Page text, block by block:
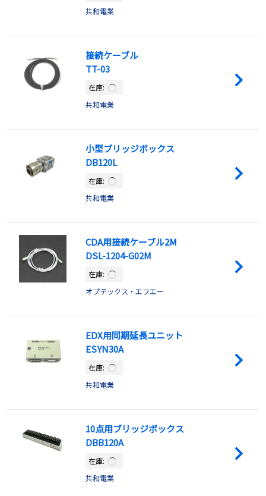
共和電業
接続ケーブル
TT-03
在庫:
共和電業
小型ブリッジボックス
DB120L
在庫:
共和電業
CDA用接続ケーブル2M
DSL-1204-G02M
在庫:
オプテックス・エフエー
EDX用同期延長ユニット
ESYN30A
在庫:
共和電業
10点用ブリッジボックス
DBB120A
在庫:
共和電業